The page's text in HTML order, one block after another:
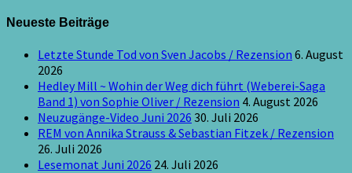
Neueste Beiträge
Letzte Stunde Tod von Sven Jacobs / Rezension 6. August
2026
Hedley Mill ~ Wohin der Weg dich führt (Weberei-Saga
Band 1) von Sophie Oliver / Rezension 4. August 2026
Neuzugänge-Video Juni 2026 30. Juli 2026
REM von Annika Strauss & Sebastian Fitzek / Rezension
26. Juli 2026
Lesemonat Juni 2026 24. Juli 2026